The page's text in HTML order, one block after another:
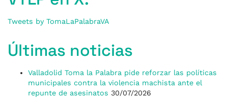
Tweets by TomaLaPalabraVA
Últimas noticias
Valladolid Toma la Palabra pide reforzar las políticas
municipales contra la violencia machista ante el
repunte de asesinatos 30/07/2026